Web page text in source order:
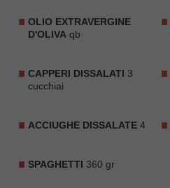
OLIO EXTRAVERGINE
D'OLIVA qb
CAPPERI DISSALATI 3
cucchiai
ACCIUGHE DISSALATE 4
SPAGHETTI 360 gr